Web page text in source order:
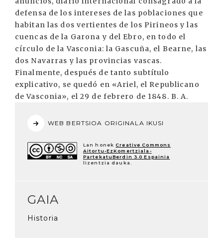
WEB BERTSIOA ORIGINALA IKUSI
Lan honek Creative Commons
Aitortu-EzKomertziala-
PartekatuBerdin 3.0 Espainia
lizentzia dauka.
GAIA
Historia